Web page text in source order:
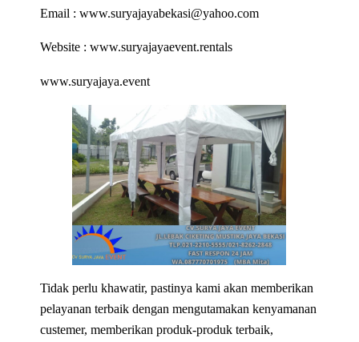
Email : www.suryajayabekasi@yahoo.com
Website : www.suryajayaevent.rentals
www.suryajaya.event
Tidak perlu khawatir, pastinya kami akan memberikan
pelayanan terbaik dengan mengutamakan kenyamanan
custemer, memberikan produk-produk terbaik,